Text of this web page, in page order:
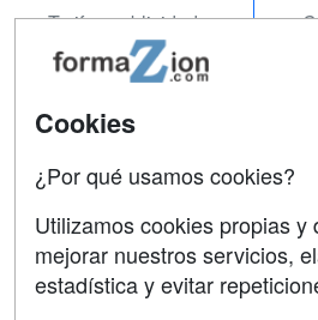
Tarifas publicidad
Acceso Usuarios
Acceso Centros
Contactar
Confidencialidad
Aviso legal
Cookies
¿Por qué usamos cookies?
Utilizamos cookies propias y
mejorar nuestros servicios,
estadística y evitar